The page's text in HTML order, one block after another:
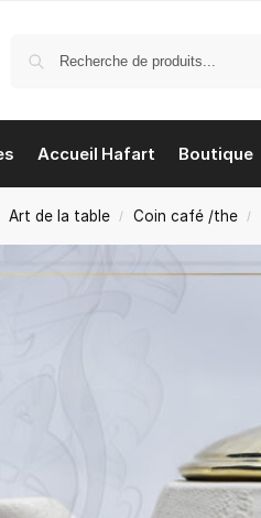
Accueil Hafart Boutique
Art de la table / Coin café /the /